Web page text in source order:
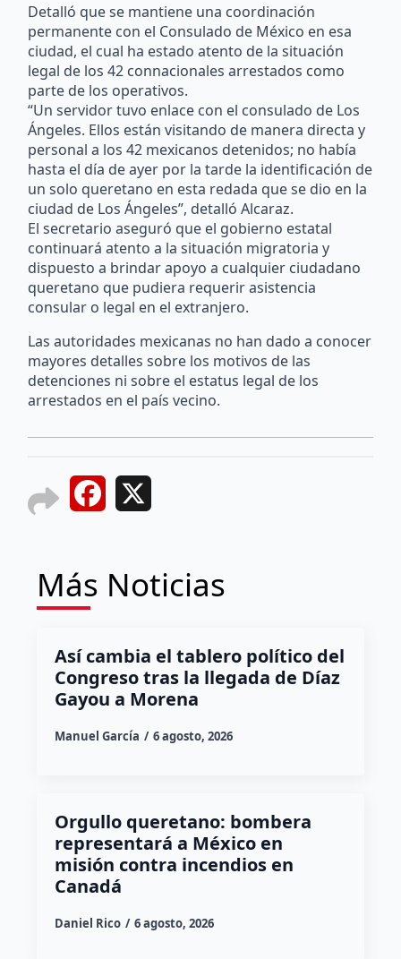
Detalló que se mantiene una coordinación
permanente con el Consulado de México en esa
ciudad, el cual ha estado atento de la situación
legal de los 42 connacionales arrestados como
parte de los operativos.
“Un servidor tuvo enlace con el consulado de Los
Ángeles. Ellos están visitando de manera directa y
personal a los 42 mexicanos detenidos; no había
hasta el día de ayer por la tarde la identificación de
un solo queretano en esta redada que se dio en la
ciudad de Los Ángeles”, detalló Alcaraz.
El secretario aseguró que el gobierno estatal
continuará atento a la situación migratoria y
dispuesto a brindar apoyo a cualquier ciudadano
queretano que pudiera requerir asistencia
consular o legal en el extranjero.
Las autoridades mexicanas no han dado a conocer
mayores detalles sobre los motivos de las
detenciones ni sobre el estatus legal de los
arrestados en el país vecino.
Facebook
Más Noticias
Así cambia el tablero político del
Congreso tras la llegada de Díaz
Gayou a Morena
Manuel García 6 agosto, 2026
Orgullo queretano: bombera
representará a México en
misión contra incendios en
Canadá
Daniel Rico 6 agosto, 2026